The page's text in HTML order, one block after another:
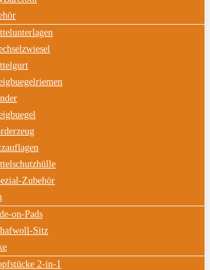
Zubehör
on-Pads
Sitz
2-in-1